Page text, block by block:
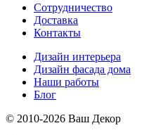
Сотрудничество
Доставка
Контакты
Дизайн интерьера
Дизайн фасада дома
Наши работы
Блог
© 2010-2026 Ваш Декор